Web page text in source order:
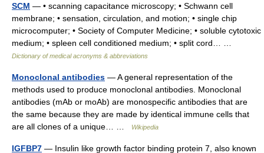
SCM — • scanning capacitance microscopy; • Schwann cell
membrane; • sensation, circulation, and motion; • single chip
microcomputer; • Society of Computer Medicine; • soluble cytotoxic
medium; • spleen cell conditioned medium; • split cord… …
Dictionary of medical acronyms & abbreviations
Monoclonal antibodies — A general representation of the
methods used to produce monoclonal antibodies. Monoclonal
antibodies (mAb or moAb) are monospecific antibodies that are
the same because they are made by identical immune cells that
are all clones of a unique… …
Wikipedia
IGFBP7 — Insulin like growth factor binding protein 7, also known